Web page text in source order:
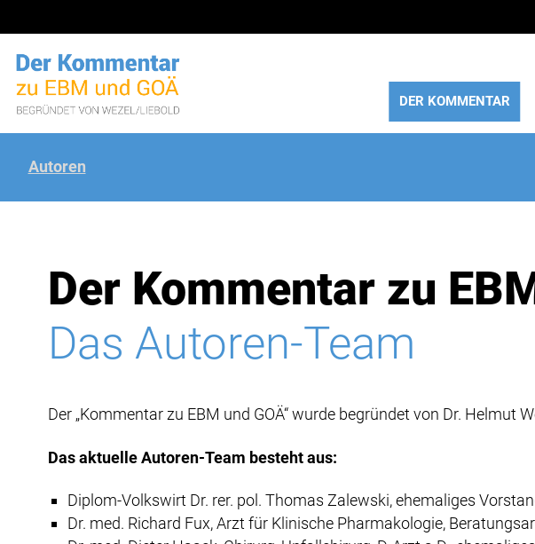
DER KOMMENTAR
Autoren
Der Kommentar zu
Das Autoren-Team
Der „Kommentar zu EBM und GOÄ“ wurde begründet von Dr. Helmut
Das aktuelle Autoren-Team besteht aus:
Diplom-Volkswirt Dr. rer. pol. Thomas Zalewski, ehemaliges
Dr. med. Richard Fux, Arzt für Klinische Pharmakologie,